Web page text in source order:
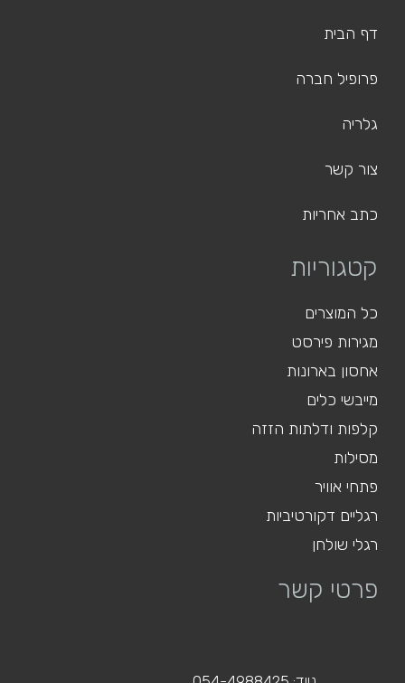
דף הבית
פרופיל חברה
גלריה
צור קשר
כתב אחריות
קטגוריות
כל המוצרים
מגירות פירסט
אחסון בארונות
מייבשי כלים
קלפות ודלתות הזזה
מסילות
פתחי אוויר
רגליים דקורטיביות
רגלי שולחן
פרטי קשר